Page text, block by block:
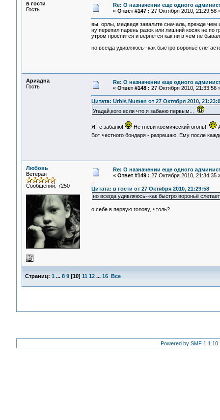
в гости
Гость
Re: О назначении еще одного
« Ответ #147 : 27 Октября 2010, 21:29:58
вы, орлы, медведя завалите сначала, прежде чем
ну перепил парень разок или лишний косяк не по
утром проспится и вернется как ни в чем не
но всегда удивляюсь--как быстро вороньё
Ариадна
Гость
Re: О назначении еще одного
« Ответ #148 : 27 Октября 2010, 21:33:56
Цитата: Urbis Numen от 27 Октября 2010,
Угадай,кого если что,я забаню первым...
Я те забаню! Не гневи космический огонь!
Вот честного бондаря - разрешаю. Ему после
Любовь
Ветеран
Сообщений: 7250
Re: О назначении еще одного
« Ответ #149 : 27 Октября 2010, 21:34:35
Цитата: в гости от 27 Октября 2010, 21:29:58
но всегда удивляюсь--как быстро вороньё
о себе в первую голову, чтоль?
Страниц: 1 ... 8 9[10] 11 12 ... 16 Все
Powered by SMF 1.1.10